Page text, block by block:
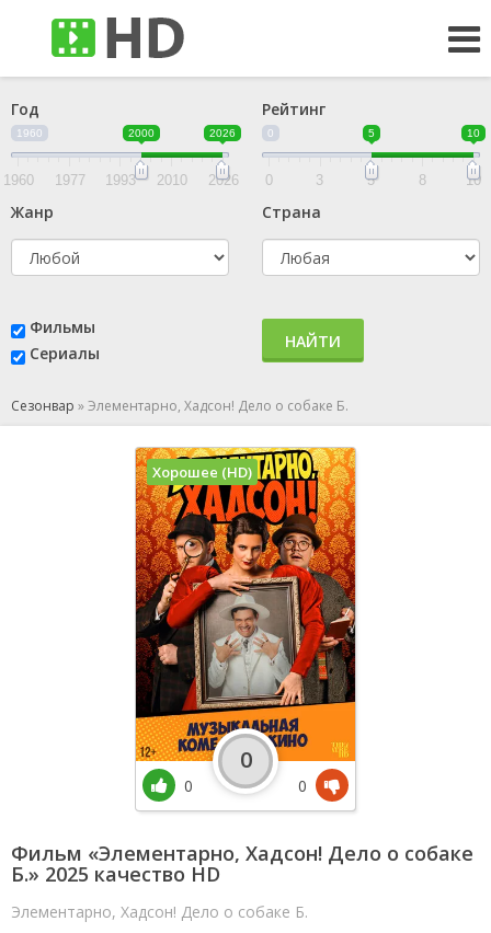
Год
1960 2000 2026
1960 1977 1993 2010 2026
Рейтинг
0 5 10
0 3 5 8 10
Жанр Страна
Фильмы
Сериалы
НАЙТИ
Сезонвар »Элементарно, Хадсон! Дело о собаке Б.
Фильм «Элементарно, Хадсон! Дело о собаке
Б.» 2025 качество HD
Элементарно, Хадсон! Дело о собаке Б.
Хорошее (HD)
0
0
0